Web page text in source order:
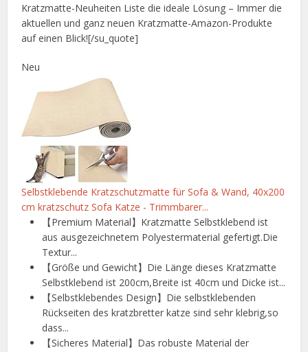
Kratzmatte-Neuheiten Liste die ideale Lösung – Immer die
aktuellen und ganz neuen Kratzmatte-Amazon-Produkte
auf einen Blick![/su_quote]
Neu
Selbstklebende Kratzschutzmatte für Sofa & Wand, 40x200
cm kratzschutz Sofa Katze - Trimmbarer...
【Premium Material】Kratzmatte Selbstklebend ist
aus ausgezeichnetem Polyestermaterial gefertigt.Die
Textur...
【Größe und Gewicht】Die Länge dieses Kratzmatte
Selbstklebend ist 200cm,Breite ist 40cm und Dicke ist...
【Selbstklebendes Design】Die selbstklebenden
Rückseiten des kratzbretter katze sind sehr klebrig,so
dass...
【Sicheres Material】Das robuste Material der